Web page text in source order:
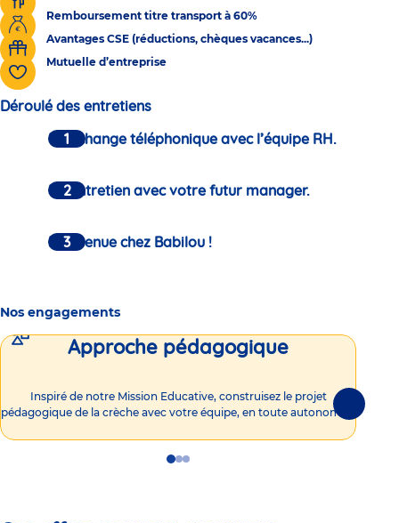
Remboursement titre transport à 60%
Avantages CSE (réductions, chèques vacances...)
Mutuelle d’entreprise
Déroulé des entretiens
Un échange téléphonique avec l’équipe RH.
Un entretien avec votre futur manager.
Bienvenue chez Babilou !
Nos engagements
Approche pédagogique
Inspiré de notre Mission Educative, construisez le projet
pédagogique de la crèche avec votre équipe, en toute autonomie !
GoGoGo